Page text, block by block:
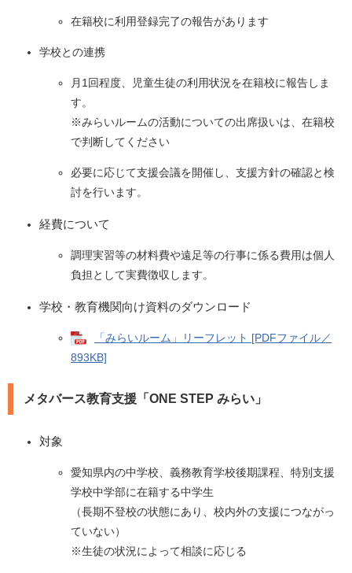
在籍校に利用登録完了の報告があります
学校との連携
月1回程度、児童生徒の利用状況を在籍校に報告しま
す。
※みらいルームの活動についての出席扱いは、在籍校
で判断してください
必要に応じて支援会議を開催し、支援方針の確認と検
討を行います。
経費について
調理実習等の材料費や遠足等の行事に係る費用は個人
負担として実費徴収します。
学校・教育機関向け資料のダウンロード
「みらいルーム」リーフレット [PDFファイル／
893KB]
メタバース教育支援「ONE STEP みらい」
​対象
愛知県内の中学校、義務教育学校後期課程、特別支援
学校中学部に在籍する中学生
（長期不登校の状態にあり、校内外の支援につながっ
ていない）
※生徒の状況によって相談に応じる